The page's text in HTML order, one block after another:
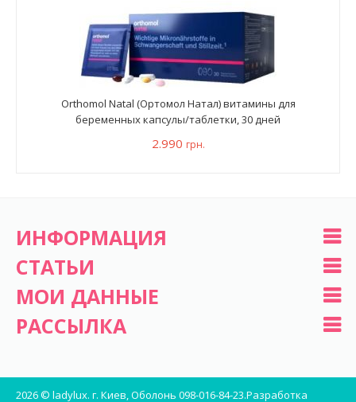
Orthomol Natal (Ортомол Натал) витамины для
беременных капсулы/таблетки, 30 дней
2.990 грн.
ИНФОРМАЦИЯ
СТАТЬИ
МОИ ДАННЫЕ
РАССЫЛКА
2026 © ladylux. г. Киев, Оболонь 098-016-84-23.Разработка